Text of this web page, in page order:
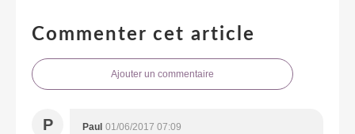
Commenter cet article
Ajouter un commentaire
P Paul 01/06/2017 07:09